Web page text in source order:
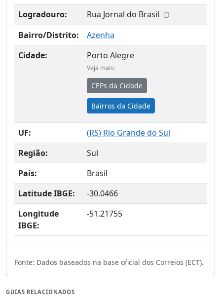
Logradouro:
Rua Jornal do Brasil
Bairro/Distrito:
Azenha
Cidade:
Porto Alegre
Veja mais:
CEPs da Cidade
Bairros da Cidade
UF: (RS) Rio Grande do Sul
Região:
Sul
País:
Brasil
Latitude IBGE:
-30.0466
Longitude
IBGE:
-51.21755
Fonte: Dados baseados na base oficial dos Correios (ECT).
GUIAS RELACIONADOS